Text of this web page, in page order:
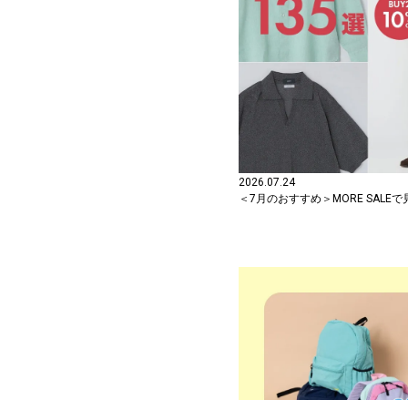
2026.07.24
＜7月のおすすめ＞MORE SALE